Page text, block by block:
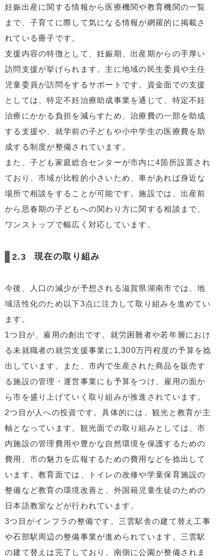
妊娠出産に関する情報から医療機関や教育機関の一覧
まで、子育てに際して気になる情報が網羅的に掲載さ
れている冊子です。
支援内容の特徴として、妊娠期、出産期からの手厚い
訪問支援が挙げられます。主に地域の民生委員や主任
児童委員が訪問をするサポートです。資金面での支援
としては、特定不妊治療助成事業を通じて、特定不妊
治療にかかる負担を減らすため、治療費の一部を助成
する支援や、就学前の子どもや小中学生の医療費を助
成する制度が整備されています。
また、子ども家庭総合センターが市内に4箇所設置され
ており、市域が比較的小さいため、車があれば身近な
場所で相談をすることが可能です。施設では、出産前
から思春期の子どもへの関わり方に関する相談まで、
ワンストップで幅広く対応しています。
現在の取り組み
今後、人口の減少が予想される滋賀県湖南市では、地
域活性化のため以下3点に注力して取り組みを進めてい
ます。
1つ目が、雇用の創出です。就労困難者や若年層におけ
る未就職者の就労支援事業に1,300万円程度の予算を捻
出しています。また、市内で生産された商品を販売す
る施設の管理・運営事業にも予算をつけ、雇用の面か
ら市を盛り上げていく取り組みが推進されています。
2つ目が人への投資です。具体的には、観光と教育が主
軸となっています。観光面での取り組みとしては、市
内施設の管理費用や豊かな自然環境を保護するための
費用、市の魅力を広報するための費用などを捻出して
います。教育面では、トイレの改修や学童保育施設の
整備など教育の環境改善と、外国籍児童生徒のための
日本語教室などが行われています。
3つ目がインフラの整備です。三雲駅舎の建て替え工事
や石部駅周辺の整備事業が進められています。三雲駅
の建て替えは完了しており、南側に公園が整備されま